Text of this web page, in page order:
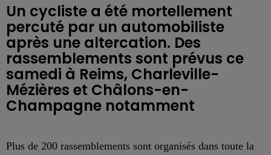
Un cycliste a été mortellement
percuté par un automobiliste
après une altercation. Des
rassemblements sont prévus ce
samedi à Reims, Charleville-
Mézières et Châlons-en-
Champagne notamment
Plus de 200 rassemblements sont organisés dans toute la